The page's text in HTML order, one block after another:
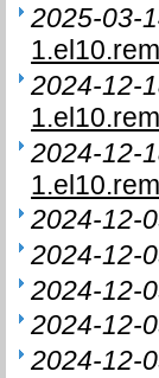
2025-03-
2024-12-
2024-12-
2024-12-
2024-12-
2024-12-
2024-12-
2024-12-